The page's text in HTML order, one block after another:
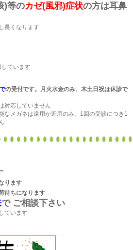
)等のカゼ(風邪)症状の方は耳鼻
長くなります
ています
の受付です。月火水金のみ、木土日祝は休診で
対応していません
メガネは遠用か近用のみ、1回の受診につき1
ります
待ちになります
で ご相談下さい
しています